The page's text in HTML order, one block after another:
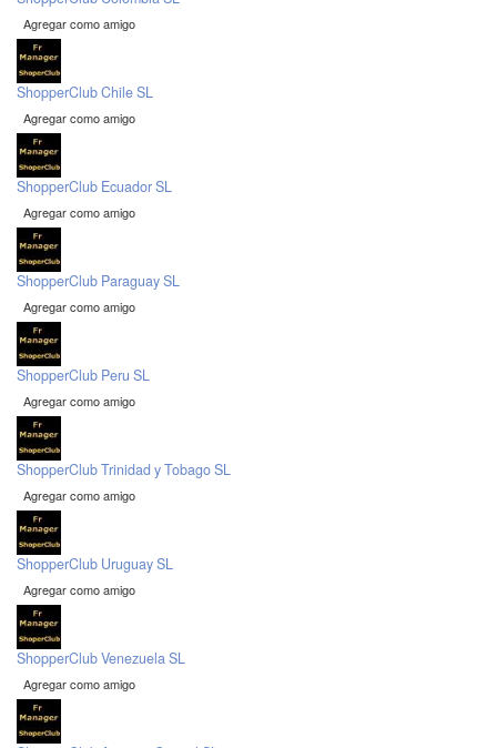
Agregar como amigo
ShopperClub Chile SL
Agregar como amigo
ShopperClub Ecuador SL
Agregar como amigo
ShopperClub Paraguay SL
Agregar como amigo
ShopperClub Peru SL
Agregar como amigo
ShopperClub Trinidad y Tobago SL
Agregar como amigo
ShopperClub Uruguay SL
Agregar como amigo
ShopperClub Venezuela SL
Agregar como amigo